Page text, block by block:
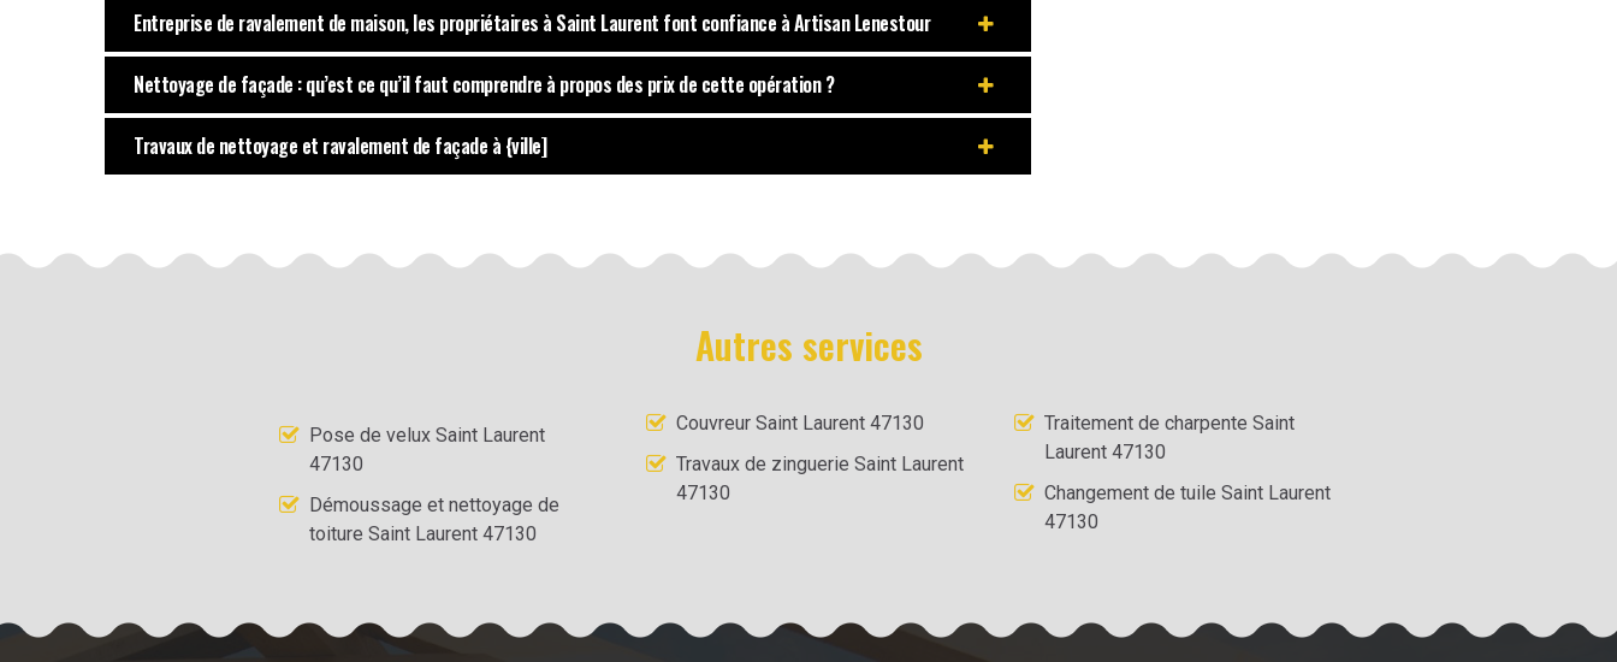
Entreprise de ravalement de maison, les propriétaires à Saint Laurent font confiance à Artisan Lenestour
Nettoyage de façade : qu’est ce qu’il faut comprendre à propos des prix de cette opération ?
Travaux de nettoyage et ravalement de façade à {ville]
Autres services
Pose de velux Saint Laurent
47130
Démoussage et nettoyage de
toiture Saint Laurent 47130
Couvreur Saint Laurent 47130
Travaux de zinguerie Saint Laurent
47130
Traitement de charpente Saint
Laurent 47130
Changement de tuile Saint Laurent
47130